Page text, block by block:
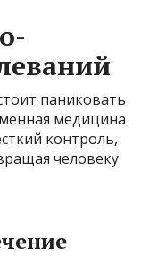
паниковать
медицина
контроль,
человеку